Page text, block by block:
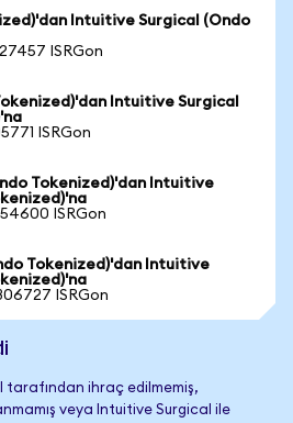
Intuitive Surgical (Ondo
ISRGon
Intuitive Surgical
ISRGon
Tokenized)'dan Intuitive
ISRGon
Tokenized)'dan Intuitive
ISRGon
tarafından ihraç edilmemiş,
veya Intuitive Surgical ile